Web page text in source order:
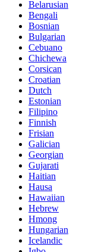
Belarusian
Bengali
Bosnian
Bulgarian
Cebuano
Chichewa
Corsican
Croatian
Dutch
Estonian
Filipino
Finnish
Frisian
Galician
Georgian
Gujarati
Haitian
Hausa
Hawaiian
Hebrew
Hmong
Hungarian
Icelandic